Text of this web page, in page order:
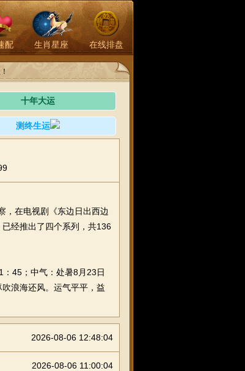
配 生肖星座 在线排盘
十年大运
测终生运
在电视剧《东边日出西边
经推出了四个系列，共136
45；中气：处暑8月23日
浪海还风。运气平平，益
2026-08-06 12:48:04
2026-08-06 11:00:04